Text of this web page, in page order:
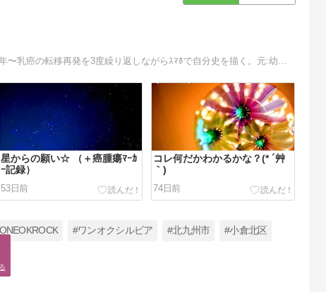
星からの願い☆ （＋癌腫瘍ﾏｰｶ
ｰ記録）
53日前
コレ何だかわかるかな？(* ´艸
｀)
74日前
#ワンオクシルビア #北九州市 #小倉北区